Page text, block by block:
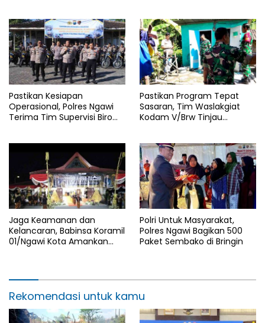
Pastikan Kesiapan
Operasional, Polres Ngawi
Terima Tim Supervisi Biro
Pastikan Program Tepat
Sasaran, Tim Waslakgiat
Kodam V/Brw Tinjau
Jaga Keamanan dan
Kelancaran, Babinsa Koramil
01/Ngawi Kota Amankan
Polri Untuk Masyarakat,
Polres Ngawi Bagikan 500
Paket Sembako di Bringin
Rekomendasi untuk kamu